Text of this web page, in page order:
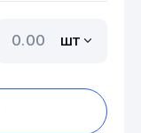
шт